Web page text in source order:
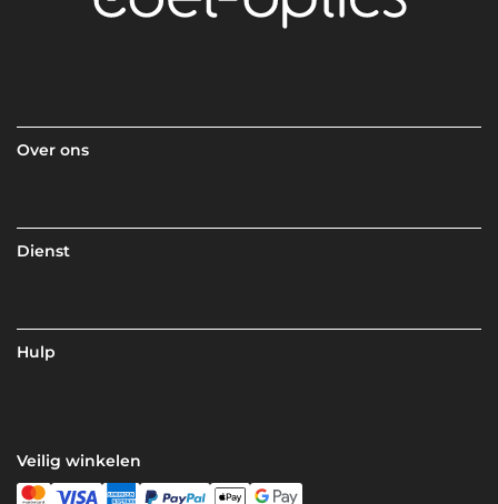
Over ons
Dienst
Hulp
Veilig winkelen